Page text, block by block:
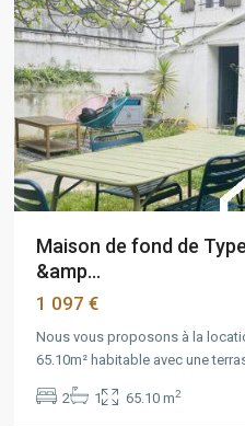
Maison de fond de
&amp...
1 097 €
Nous vous proposons à la
65.10m² habitable avec une
2 1 65.10 m2